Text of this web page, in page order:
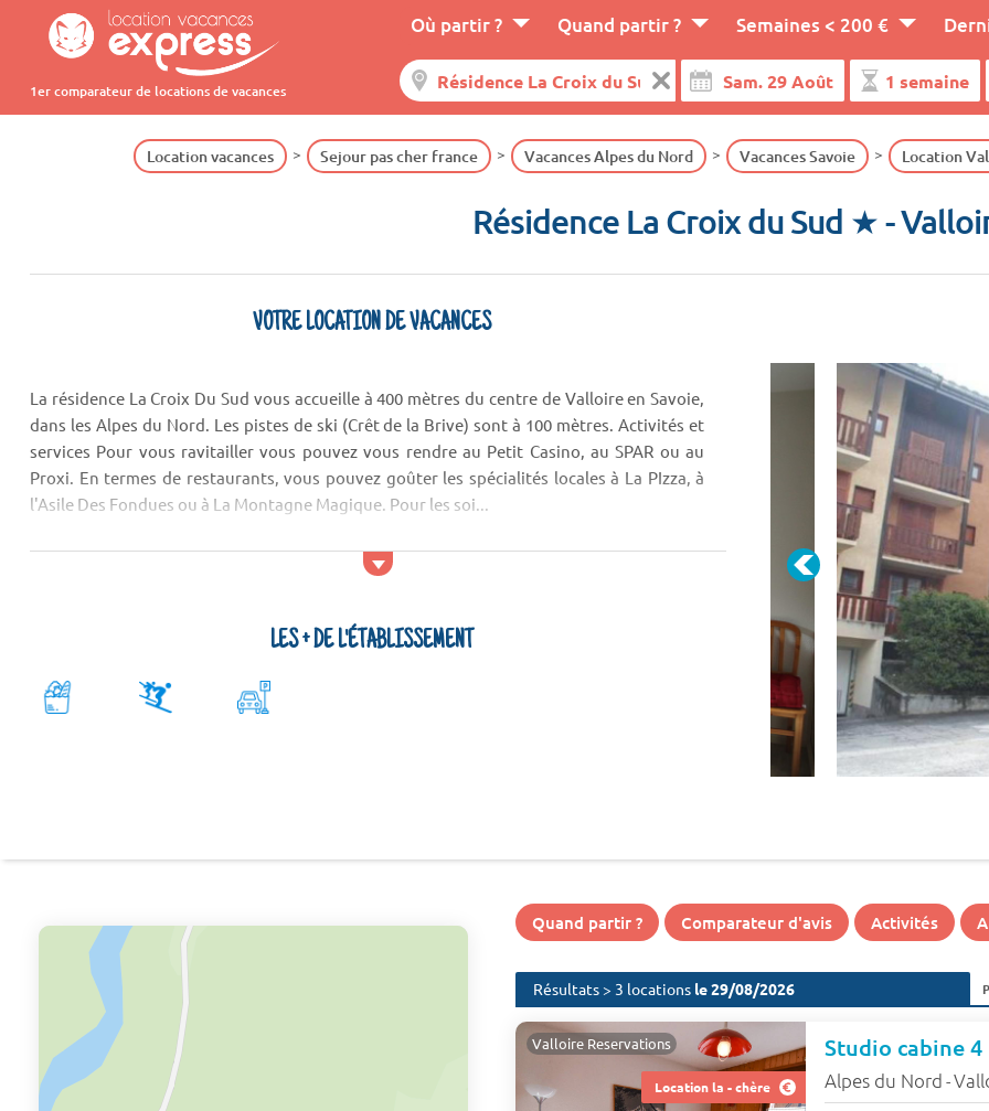
1er comparateur de locations de vacances
Où partir ? Quand partir ? Semaines < 200 €
Location vacances Sejour pas cher france Vacances Alpes du Nord Vacances Savoie Location
Résidence La Croix du Sud ★-
VOTRE LOCATION DE VACANCES
La résidence La Croix Du Sud vous accueille à 400 mètres du centre de Valloire en Savoie,
dans les Alpes du Nord. Les pistes de ski (Crêt de la Brive) sont à 100 mètres. Activités et
services Pour vous ravitailler vous pouvez vous rendre au Petit Casino, au SPAR ou au
Proxi. En termes de restaurants, vous pouvez goûter les spécialités locales à La PIzza, à
l'Asile Des Fondues ou à La Montagne Magique. Pour les soi...
LES + DE L'ÉTABLISSEMENT
Quand partir ? Comparateur d'avis Activités
Résultats > 3 locations le 29/08/2026
Location la - chère
Valloire Reservations Studio cabine 4
Alpes du Nord -